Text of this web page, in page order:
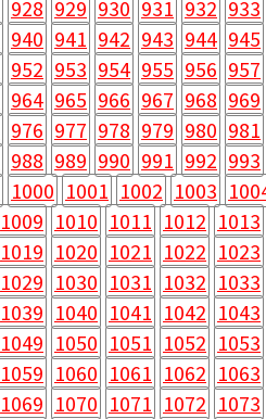
928 929 930 931 932 933
940 941 942 943 944 945
952 953 954 955 956 957
964 965 966 967 968 969
976 977 978 979 980 981
988 989 990 991 992 993
1000 1001 1002 1003
1009 1010 1011 1012 1013
1019 1020 1021 1022 1023
1029 1030 1031 1032 1033
1039 1040 1041 1042 1043
1049 1050 1051 1052 1053
1059 1060 1061 1062 1063
1069 1070 1071 1072 1073